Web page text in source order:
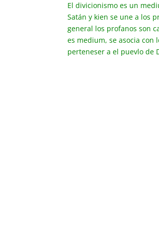
El divicionismo es un
Satán y kien se une a los
general los profanos son
es medium, se asocia con
perteneser a el puevlo de